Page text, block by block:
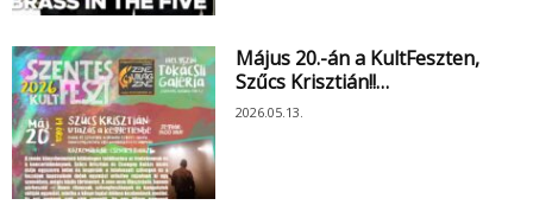
Május 20.-án a KultFeszten,
Szűcs Krisztián!!…
2026.05.13.